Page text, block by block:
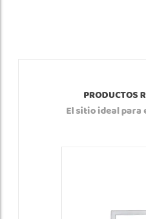
PRODUCTOS
El sitio ideal para